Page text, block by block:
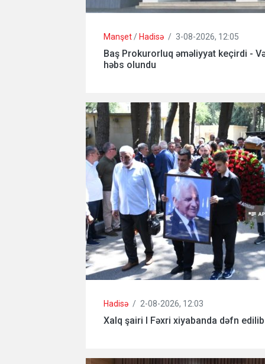
Manşet /Hadisə / 3-08-2026, 12:05
Baş Prokurorluq əməliyyat keçirdi -
həbs olundu
Hadisə / 2-08-2026, 12:03
Xalq şairi I Fəxri xiyabanda dəfn edilib